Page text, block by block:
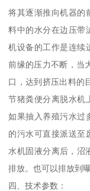
将其逐渐推向机器的
料中的水分在边压带
机设备的工作是连续
前缘的压力不断，当
口，达到挤压出料的
节猪粪便分离脱水机
如果抽入养殖污水过
的污水可直接派送至
水机固液分离后，沼
排放。也可以排放到
四、技术参数：